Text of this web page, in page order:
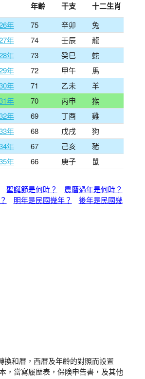
年齡 干支 十二生肖
年 75 辛卯
兔
年 74 壬辰
龍
年 73 癸巳
蛇
年 72 甲午
馬
年 71 乙未
羊
年 70 丙申
猴
年 69 丁酉
雞
年 68 戊戌
狗
年 67 己亥
豬
年 66 庚子 鼠
聖誕節是何時？
農曆過年是何時？
明年是民國幾年？
後年是民國幾
換和暦，西暦及年齡的對照而設置
，當寫履歴表，保険申告書，及其他